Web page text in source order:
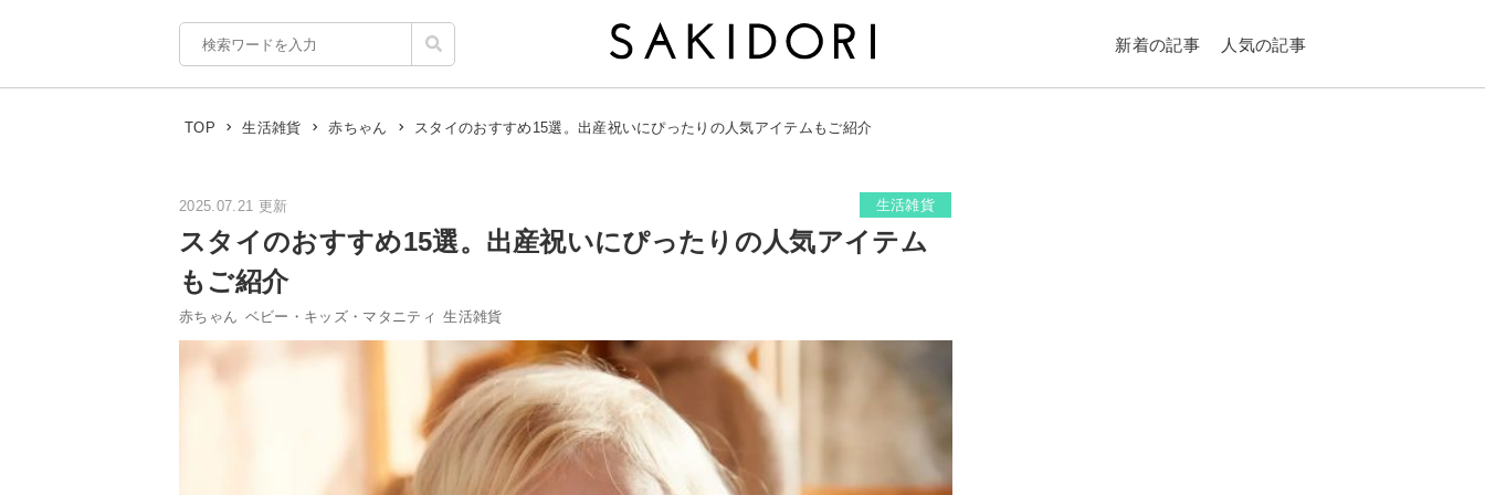
新着の記事 人気の記事
TOP 生活雑貨 赤ちゃん スタイのおすすめ15選。出産祝いにぴったりの人気アイテムもご紹介
2025.07.21 更新 生活雑貨
スタイのおすすめ15選。出産祝いにぴったりの人気アイテム
もご紹介
赤ちゃん ベビー・キッズ・マタニティ 生活雑貨